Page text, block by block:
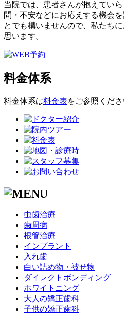
当院では、患者さんが抱えてい
問・不安などにお応えする機会
とでも構いませんので、私たち
思います。
料金体系
料金体系は料金表をご参照くださ
虫歯治療
歯周病
根管治療
インプラント
入れ歯
白い詰め物・被せ物
ダイレクトボンディング
ホワイトニング
大人の矯正歯科
子供の矯正歯科